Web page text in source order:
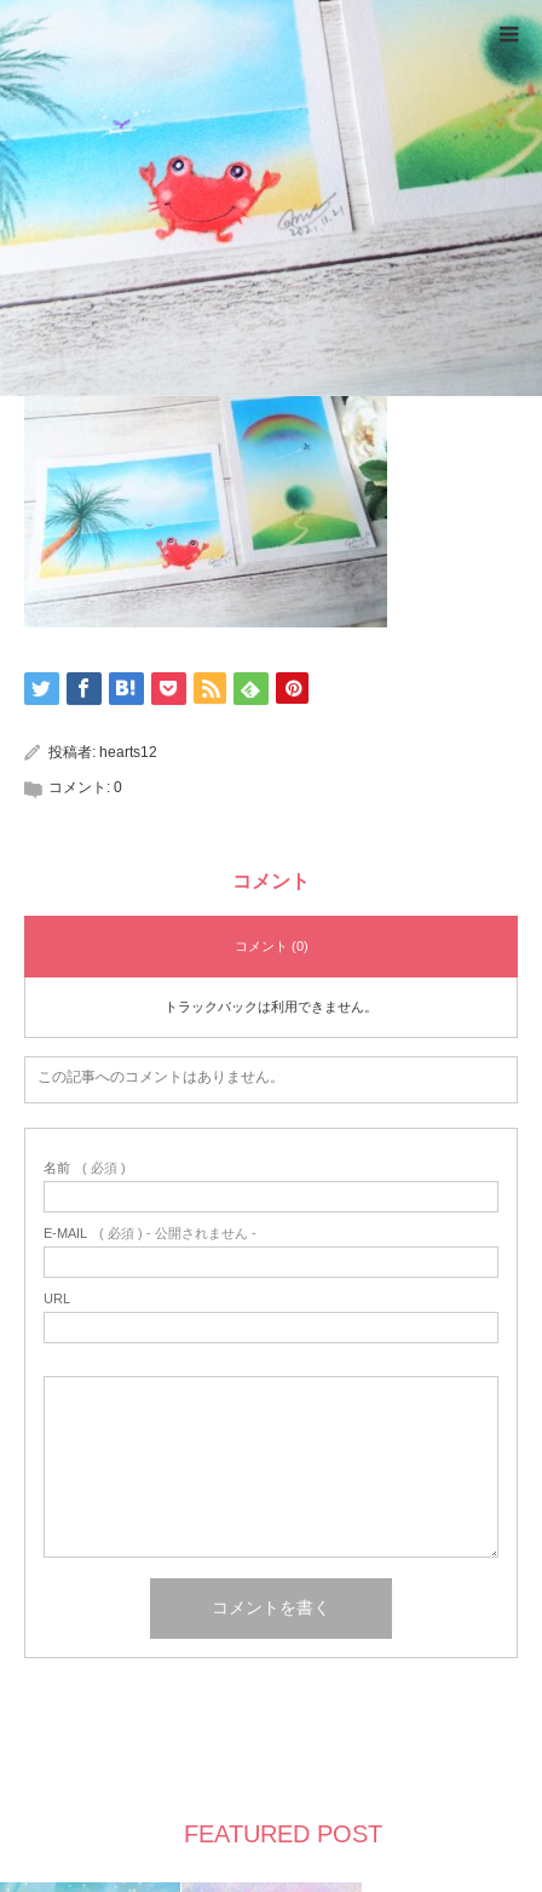
ホーム DSCF4777
Warning
: ltrim() expects parameter 1 to be string, object given
in/home/xs524725/reiki-kumamoto.com/public_html/wp-
includes/formatting.php
on line 4343
DSCF4777
2021.10.24
投稿者: hearts12
コメント: 0
コメント
コメント (0)
トラックバックは利用できません。
この記事へのコメントはありません。
名前 ( 必須 )
E-MAIL ( 必須 ) - 公開されません -
URL
FEATURED POST